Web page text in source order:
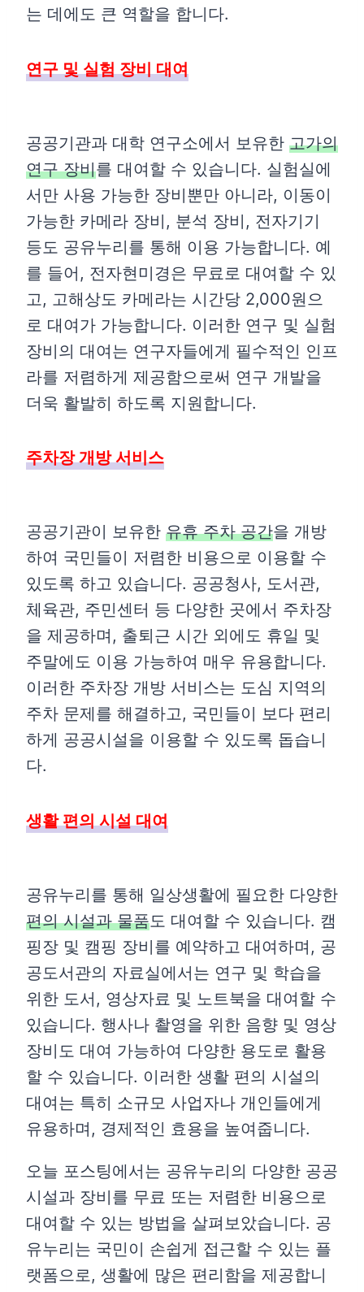
는 데에도 큰 역할을 합니다.
연구 및 실험 장비 대여
공공기관과 대학 연구소에서 보유한 고가의
연구 장비를 대여할 수 있습니다. 실험실에
서만 사용 가능한 장비뿐만 아니라, 이동이
가능한 카메라 장비, 분석 장비, 전자기기
등도 공유누리를 통해 이용 가능합니다. 예
를 들어, 전자현미경은 무료로 대여할 수 있
고, 고해상도 카메라는 시간당 2,000원으
로 대여가 가능합니다. 이러한 연구 및 실험
장비의 대여는 연구자들에게 필수적인 인프
라를 저렴하게 제공함으로써 연구 개발을
더욱 활발히 하도록 지원합니다.
주차장 개방 서비스
공공기관이 보유한 유휴 주차 공간을 개방
하여 국민들이 저렴한 비용으로 이용할 수
있도록 하고 있습니다. 공공청사, 도서관,
체육관, 주민센터 등 다양한 곳에서 주차장
을 제공하며, 출퇴근 시간 외에도 휴일 및
주말에도 이용 가능하여 매우 유용합니다.
이러한 주차장 개방 서비스는 도심 지역의
주차 문제를 해결하고, 국민들이 보다 편리
하게 공공시설을 이용할 수 있도록 돕습니
다.
생활 편의 시설 대여
공유누리를 통해 일상생활에 필요한 다양한
편의 시설과 물품도 대여할 수 있습니다. 캠
핑장 및 캠핑 장비를 예약하고 대여하며, 공
공도서관의 자료실에서는 연구 및 학습을
위한 도서, 영상자료 및 노트북을 대여할 수
있습니다. 행사나 촬영을 위한 음향 및 영상
장비도 대여 가능하여 다양한 용도로 활용
할 수 있습니다. 이러한 생활 편의 시설의
대여는 특히 소규모 사업자나 개인들에게
유용하며, 경제적인 효용을 높여줍니다.
오늘 포스팅에서는 공유누리의 다양한 공공
시설과 장비를 무료 또는 저렴한 비용으로
대여할 수 있는 방법을 살펴보았습니다. 공
유누리는 국민이 손쉽게 접근할 수 있는 플
랫폼으로, 생활에 많은 편리함을 제공합니